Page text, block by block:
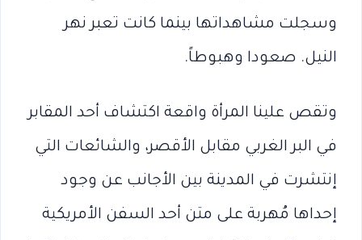
وسجلت مشاهداتها بينما كانت تعبر نهر
النيل. صعودا وهبوطاً.
وتقص علينا المرأة واقعة اكتشاف أحد المقابر
في البر الغربي مقابل الأقصر، والشائعات التي
إنتشرت في المدينة بين الأجانب عن وجود
إحداها مُهربة على متن أحد السفن الأمريكية